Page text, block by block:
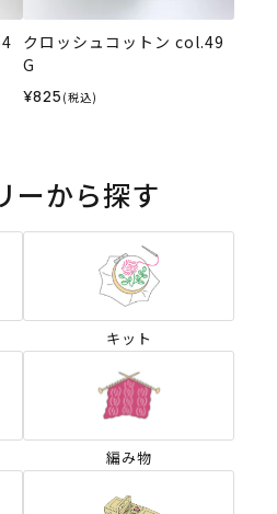
クロッシュコットン col.49
G
¥825 (税込)
ーから探す
キット
編み物